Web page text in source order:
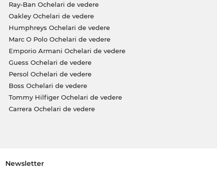
Ray-Ban Ochelari de vedere
Oakley Ochelari de vedere
Humphreys Ochelari de vedere
Marc O Polo Ochelari de vedere
Emporio Armani Ochelari de vedere
Guess Ochelari de vedere
Persol Ochelari de vedere
Boss Ochelari de vedere
Tommy Hilfiger Ochelari de vedere
Carrera Ochelari de vedere
Newsletter